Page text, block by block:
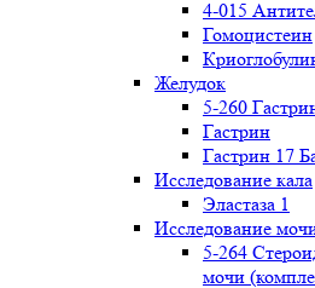
4-015
Гомоцистеин
Желудок
5-260
Гастрин
Гастрин 17
Исследование кала
Эластаза 1
Исследование
5-264
мочи